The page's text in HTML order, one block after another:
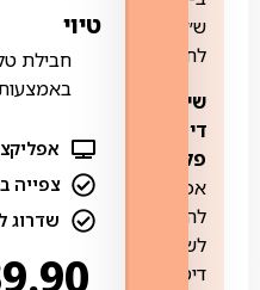
ש״ח
לחודש.
שירות
דיסני
פלוס
אפשרות
להצטרף
לשירות
דיסני+
טיוי
חבילת
באמצעות
צפייה
שדרוג ל-5 מסכים במקביל ב-54.9